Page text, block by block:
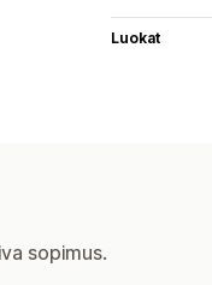
Luokat
sopimus.